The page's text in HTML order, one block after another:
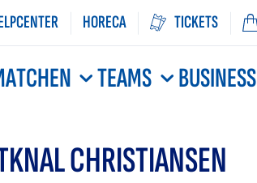
HORECA TICKETS
TEAMS BUSINESS
CHRISTIANSEN